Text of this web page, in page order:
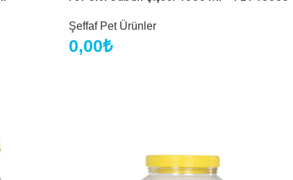
Şeffaf Pet Ürünler
0,00₺